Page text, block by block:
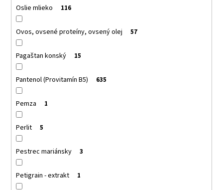
Oslie mlieko 116
Ovos, ovsené proteíny, ovsený olej 57
Pagaštan konský 15
Pantenol (Provitamín B5) 635
Pemza 1
Perlit 5
Pestrec mariánsky 3
Petigrain - extrakt 1